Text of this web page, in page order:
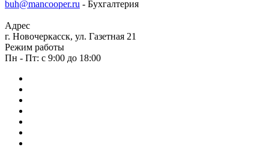
buh@mancooper.ru - Бухгалтерия
Адрес
г. Новочеркасск, ул. Газетная 21
Режим работы
Пн - Пт: с 9:00 до 18:00